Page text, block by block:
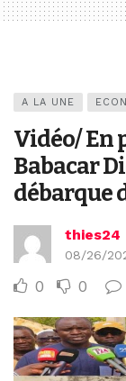
A LA UNE
Vidéo/ En
Babacar
débarque
thies24
08/26/
0 0